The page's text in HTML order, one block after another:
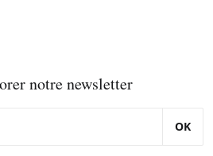
notre newsletter
OK